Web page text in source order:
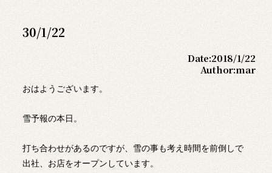
30/1/22
Date:2018/1/22
Author:mar
おはようございます。
雪予報の本日。
打ち合わせがあるのですが、雪の事も考え時間を前倒しで
出社、お店をオープンしています。